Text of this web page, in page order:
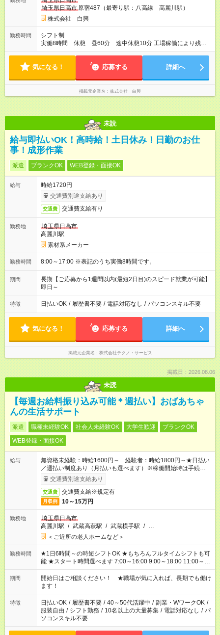
埼玉県日高市 原宿487（最寄り駅：八高線 高麗川駅）
株式会社 白興
勤務時間
シフト制
実働8時間 休憩 昼60分 途中休憩10分 工場稼働により残業
時間に変動があります 収入例：月20日勤務（160ｈ）＋ 20ｈ
気になる！ 応募する 詳細へ
掲載元企業名 株式会社 白興
未読
給与即払いOK！高時給！土日休み！日勤のお仕
事！成形作業
派遣 ブランクOK WEB登録・面接OK
給与
時給1720円
交通費別途支給あり
交通費 交通費支給有り
勤務地
埼玉県日高市
高麗川駅
素材系メーカー
勤務時間 8:00～17:00 ※表記のうち実働8時間です。
期間
長期【ご応募から1週間以内(最短2日目)のスピード就業が可能】
即日～
特徴 日払いOK / 履歴書不要 / 電話対応なし / パソコンスキル不要
気になる！ 応募する 詳細へ
掲載元企業名 株式会社テクノ・サービス
掲載日：2026.08.06
未読
【毎週お給料振り込み可能＊週払い】おばあちゃ
んの生活サポート
派遣 職種未経験OK 社会人未経験OK 大学生歓迎
ブランクOK
WEB登録・面接OK
給与
無資格未経験：時給1600円～ 経験者：時給1800円～★日払い
／週払い制度あり（月払いも選べます）※稼働開始時は手続き完
了次第のお支払いとなります。
交通費別途支給あり
交通費 交通費支給※規定有
月収例 10～15万円
勤務地
埼玉県日高市
高麗川駅 / 武蔵高萩駅 / 武蔵横手駅 / …
＜ご近所の老人ホームなど＞
勤務時間
★1日6時間～の時短シフトOK ★もちろんフルタイムシフトも可
能 ★スタート時間選べます 7:00～16:00 9:00～18:00 11:00～
20:00 など 残業なし！ ※Wワークの場合、他のお仕事と合わせ
週40時間超の就業はご案内できません ※法令に基づき、週20時
間以上勤務は社会保険への加入対象となります ※労働者派遣法
（日雇い派遣の原則禁止）により、短時間・短期間の就業はご
案内が難しい場合があります
期間
開始日はご相談ください！ ★職場が気に入れば、長期でも働け
ます！
特徴 日払いOK / 履歴書不要 / 40～50代活躍中 / 副業・WワークOK /
服装自由 / シフト勤務 / 10名以上の大量募集 / 電話対応なし / パ
ソコンスキル不要